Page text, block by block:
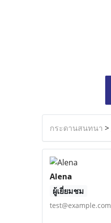
กระดานสนทนา >
Alena
ผู้เยี่ยมชม
test@example.com